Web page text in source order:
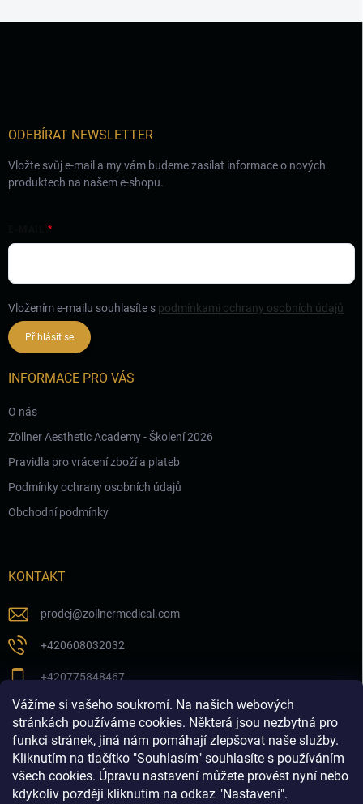
Vážíme si vašeho soukromí. Na našich webových
stránkách používáme cookies. Některá jsou nezbytná pro
funkci stránek, jiná nám pomáhají zlepšovat naše služby.
Kliknutím na tlačítko "Souhlasím" souhlasíte s používáním
všech cookies. Úpravu nastavení můžete provést nyní nebo
kdykoliv později kliknutím na odkaz "Nastavení".
ODEBÍRAT NEWSLETTER
Vložte svůj e-mail a my vám budeme zasílat informace o nových
produktech na našem e-shopu.
Vložením e-mailu souhlasíte s podmínkami ochrany osobních údajů
Přihlásit se
INFORMACE PRO VÁS
O nás
Zöllner Aesthetic Academy - Školení 2026
Pravidla pro vrácení zboží a plateb
Podmínky ochrany osobních údajů
Obchodní podmínky
KONTAKT
prodej@zollnermedical.com
+420608032032
+420775848467
Sledujte nás na našem FB profilu
zollnermedical_eu